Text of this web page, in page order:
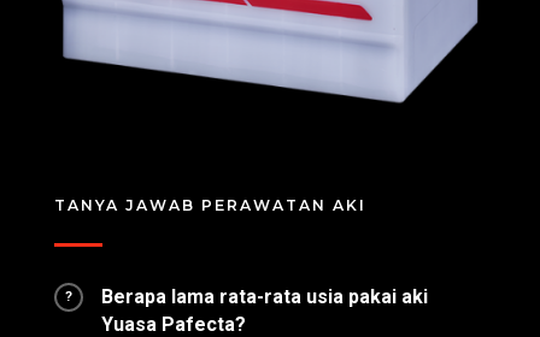
TANYA JAWAB PERAWATAN AKI
?
Berapa lama rata-rata usia pakai aki
Yuasa Pafecta?